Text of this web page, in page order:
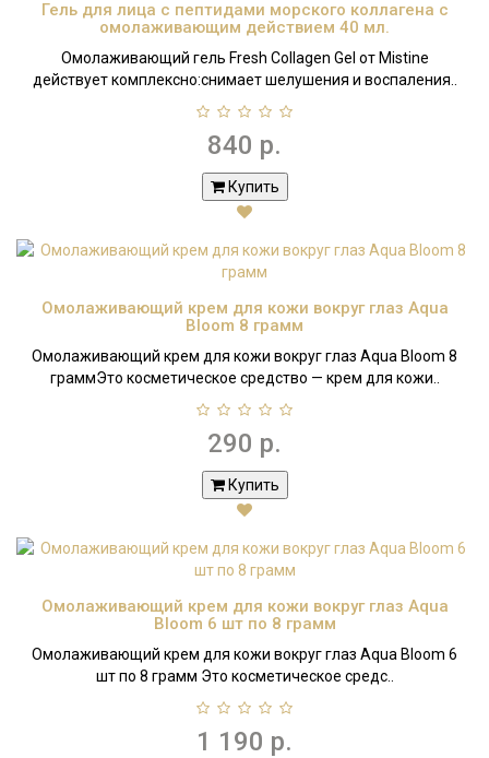
Гель для лица с пептидами морского коллагена с
омолаживающим действием 40 мл.
Омолаживающий гель Fresh Collagen Gel от Mistine
действует комплексно:снимает шелушения и воспаления..
840 р.
Купить
Омолаживающий крем для кожи вокруг глаз Aqua
Bloom 8 грамм
Омолаживающий крем для кожи вокруг глаз Aqua Bloom 8
граммЭто косметическое средство — крем для кожи..
290 р.
Купить
Омолаживающий крем для кожи вокруг глаз Aqua
Bloom 6 шт по 8 грамм
Омолаживающий крем для кожи вокруг глаз Aqua Bloom 6
шт по 8 грамм Это косметическое средс..
1 190 р.